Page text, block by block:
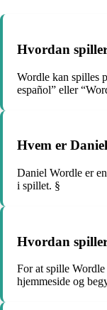
Hvordan
Wordle kan spilles
español” eller
Hvem er
Daniel Wordle er
i spillet. §
Hvordan
For at spille
hjemmeside og